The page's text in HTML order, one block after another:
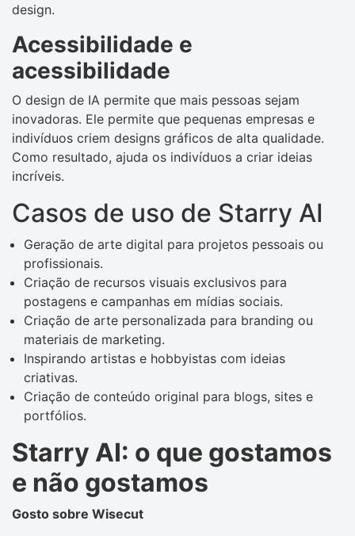
design.
Acessibilidade e
acessibilidade
O design de IA permite que mais pessoas sejam
inovadoras. Ele permite que pequenas empresas e
indivíduos criem designs gráficos de alta qualidade.
Como resultado, ajuda os indivíduos a criar ideias
incríveis.
Casos de uso de Starry AI
Geração de arte digital para projetos pessoais ou
profissionais.
Criação de recursos visuais exclusivos para
postagens e campanhas em mídias sociais.
Criação de arte personalizada para branding ou
materiais de marketing.
Inspirando artistas e hobbyistas com ideias
criativas.
Criação de conteúdo original para blogs, sites e
portfólios.
Starry AI: o que gostamos
e não gostamos
Gosto sobre Wisecut